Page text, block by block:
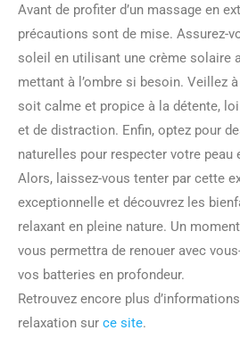
Avant de profiter d’un massage en
précautions sont de mise. Assurez-
soleil en utilisant une crème solaire
mettant à l’ombre si besoin. Veillez
soit calme et propice à la détente,
et de distraction. Enfin, optez pour
naturelles pour respecter votre peau
Alors, laissez-vous tenter par cette
exceptionnelle et découvrez les
relaxant en pleine nature. Un
vous permettra de renouer avec
vos batteries en profondeur.
Retrouvez encore plus
relaxation sur ce site.